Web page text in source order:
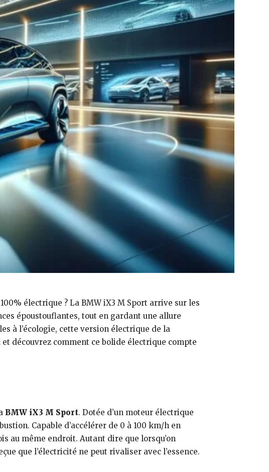
électrique ? La BMW iX3 M Sport arrive sur les
époustouflantes, tout en gardant une allure
à l’écologie, cette version électrique de la
découvrez comment ce bolide électrique compte
BMW iX3 M Sport. Dotée d’un moteur électrique
Capable d’accélérer de 0 à 100 km/h en
au même endroit. Autant dire que lorsqu’on
que l’électricité ne peut rivaliser avec l’essence.